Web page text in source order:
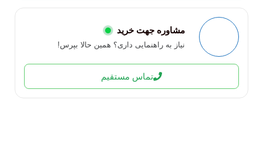
مشاوره جهت خرید
نیاز به راهنمایی داری؟ همین حالا بپرس!
تماس مستقیم